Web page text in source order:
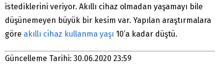
istediklerini veriyor. Akıllı cihaz olmadan yaşamayı bile
düşünemeyen büyük bir kesim var. Yapılan araştırmalara
göre akıllı cihaz kullanma yaşı 10’a kadar düştü.
Güncelleme Tarihi: 30.06.2020 23:59